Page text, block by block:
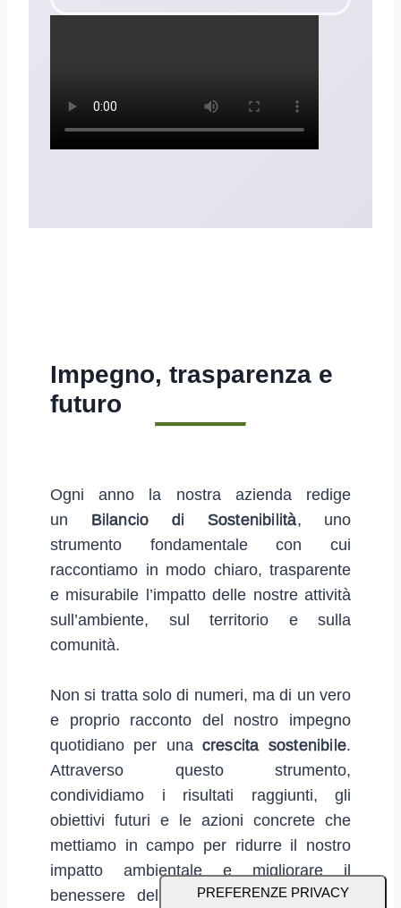
Impegno, trasparenza e
futuro
Ogni anno la nostra azienda redige
un Bilancio di Sostenibilità, uno
strumento fondamentale con cui
raccontiamo in modo chiaro, trasparente
e misurabile l’impatto delle nostre attività
sull’ambiente, sul territorio e sulla
comunità.
Non si tratta solo di numeri, ma di un vero
e proprio racconto del nostro impegno
quotidiano per una crescita sostenibile.
Attraverso questo strumento,
condividiamo i risultati raggiunti, gli
obiettivi futuri e le azioni concrete che
mettiamo in campo per ridurre il nostro
impatto ambientale e migliorare il
benessere delle persone che lavorano